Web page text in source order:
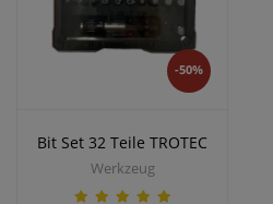
-50%
Bit Set 32 Teile TROTEC
Werkzeug